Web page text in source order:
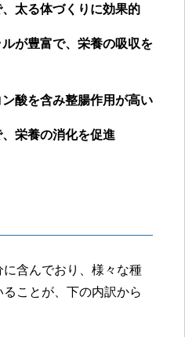
、太る体づくりに効果的
ルが豊富で、栄養の吸収を
ン酸を含み整腸作用が高い
、栄養の消化を促進
含んでおり、様々な種
ことが、下の内訳から